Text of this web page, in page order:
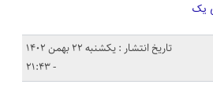
یک
تاریخ انتشار : یکشنبه ۲۲ بهمن ۱۴۰۲
- ۲۱:۴۳